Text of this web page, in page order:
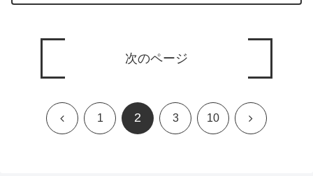
次のページ
前 1 2 3 10 次